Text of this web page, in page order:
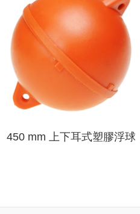
450 mm 上下耳式塑膠浮球